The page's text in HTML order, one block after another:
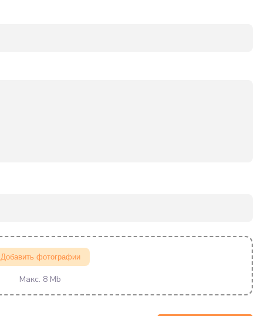
Добавить фотографии
Макс. 8 Mb